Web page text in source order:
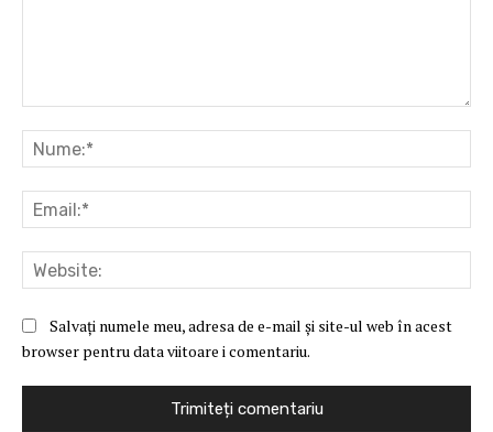
Salvați numele meu, adresa de e-mail și site-ul web în acest
browser pentru data viitoare i comentariu.